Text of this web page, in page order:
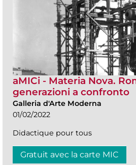
aMICi - Materia Nova.
generazioni a confronto
Galleria d'Arte Moderna
01/02/2022
Didactique pour tous
Gratuit avec la carte MIC